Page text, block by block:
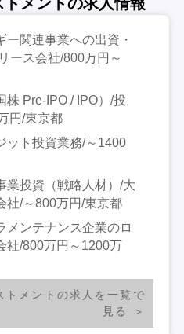
関連事業への出資・
ース会社/800万円～
株 Pre-IPO / IPO）/投
円/東京都
ット投資業務/～1400
業投資（戦略人材）/大
社/～800万円/東京都
メンテナンス企業のロ
社/800万円～1200万
トメントの求人を一覧で
見る